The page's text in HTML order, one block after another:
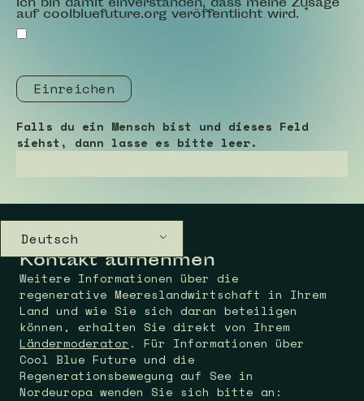
auf coolbluefuture.org veröffentlicht wird. *
Falls du ein Mensch bist und dieses Feld
siehst, dann lasse es bitte leer.
Deutsch
Kontakt aufnehmen
Weitere Informationen über die
regenerative Meereslandwirtschaft in Ihrem
Land und wie Sie sich daran beteiligen
können, erhalten Sie direkt von Ihrem
Ländermoderator . Für Informationen über
Cool Blue Future und die
Regenerationsbewegung auf See in
Nordeuropa wenden Sie sich bitte an: